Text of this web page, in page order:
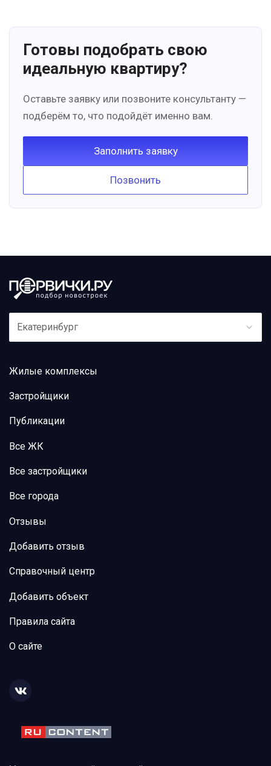
Готовы подобрать свою
идеальную квартиру?
Оставьте заявку или позвоните консультанту —
подберём то, что подойдёт именно вам.
Заполнить заявку
Позвонить
Екатеринбург
Жилые комплексы
Застройщики
Публикации
Все ЖК
Все застройщики
Все города
Отзывы
Добавить отзыв
Справочный центр
Добавить объект
Правила сайта
О сайте